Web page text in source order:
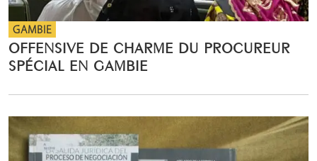
GAMBIE
OFFENSIVE DE CHARME DU PROCUREUR
SPÉCIAL EN GAMBIE